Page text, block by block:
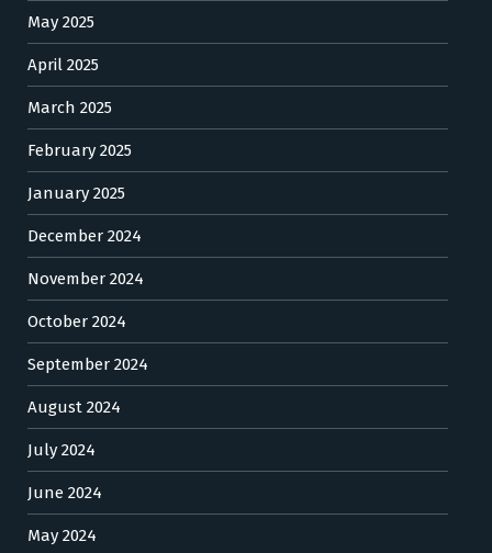
May 2025
April 2025
March 2025
February 2025
January 2025
December 2024
November 2024
October 2024
September 2024
August 2024
July 2024
June 2024
May 2024